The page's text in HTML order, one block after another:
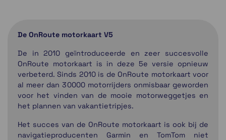
De OnRoute motorkaart V5
De in 2010 geïntroduceerde en zeer succesvolle
OnRoute motorkaart is in deze 5e versie opnieuw
verbeterd. Sinds 2010 is de OnRoute motorkaart voor
al meer dan 30000 motorrijders onmisbaar geworden
voor het vinden van de mooie motorweggetjes en
het plannen van vakantietripjes.
Het succes van de OnRoute motorkaart is ook bij de
navigatieproducenten Garmin en TomTom niet